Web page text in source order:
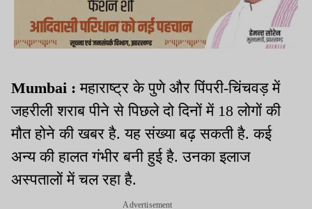
Mumbai :महाराष्ट्र के पुणे और पिंपरी-चिंचवड़ में
जहरीली शराब पीने से पिछले दो दिनों में 18 लोगों की
मौत होने की खबर है. यह संख्या बढ़ सकती है. कई
अन्य की हालत गंभीर बनी हुई है. उनका इलाज
अस्पतालों में चल रहा है.
Advertisement